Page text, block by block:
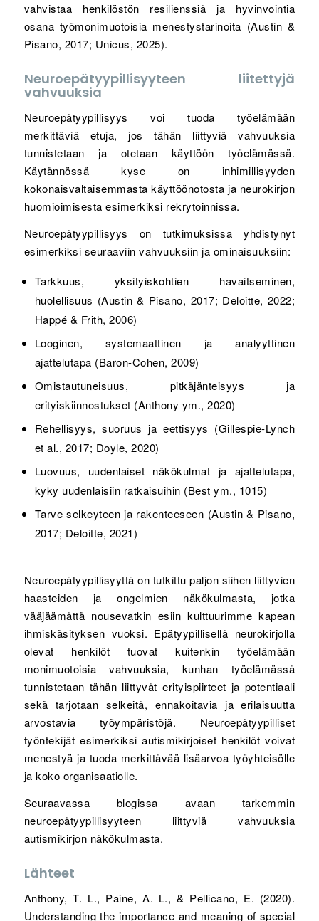
vahvistaa henkilöstön resilienssiä ja hyvinvointia
osana työmonimuotoisia menestystarinoita (Austin &
Pisano, 2017; Unicus, 2025).
Neuroepätyypillisyyteen liitettyjä
vahvuuksia
Neuroepätyypillisyys voi tuoda työelämään
merkittäviä etuja, jos tähän liittyviä vahvuuksia
tunnistetaan ja otetaan käyttöön työelämässä.
Käytännössä kyse on inhimillisyyden
kokonaisvaltaisemmasta käyttöönotosta ja neurokirjon
huomioimisesta esimerkiksi rekrytoinnissa.
Neuroepätyypillisyys on tutkimuksissa yhdistynyt
esimerkiksi seuraaviin vahvuuksiin ja ominaisuuksiin:
Tarkkuus, yksityiskohtien havaitseminen,
huolellisuus (Austin & Pisano, 2017; Deloitte, 2022;
Happé & Frith, 2006)
Looginen, systemaattinen ja analyyttinen
ajattelutapa (Baron-Cohen, 2009)
Omistautuneisuus, pitkäjänteisyys ja
erityiskiinnostukset (Anthony ym., 2020)
Rehellisyys, suoruus ja eettisyys (Gillespie-Lynch
et al., 2017; Doyle, 2020)
Luovuus, uudenlaiset näkökulmat ja ajattelutapa,
kyky uudenlaisiin ratkaisuihin (Best ym., 1015)
Tarve selkeyteen ja rakenteeseen (Austin & Pisano,
2017; Deloitte, 2021)
Neuroepätyypillisyyttä on tutkittu paljon siihen liittyvien
haasteiden ja ongelmien näkökulmasta, jotka
vääjäämättä nousevatkin esiin kulttuurimme kapean
ihmiskäsityksen vuoksi. Epätyypillisellä neurokirjolla
olevat henkilöt tuovat kuitenkin työelämään
monimuotoisia vahvuuksia, kunhan työelämässä
tunnistetaan tähän liittyvät erityispiirteet ja potentiaali
sekä tarjotaan selkeitä, ennakoitavia ja erilaisuutta
arvostavia työympäristöjä. Neuroepätyypilliset
työntekijät esimerkiksi autismikirjoiset henkilöt voivat
menestyä ja tuoda merkittävää lisäarvoa työyhteisölle
ja koko organisaatiolle.
Seuraavassa blogissa avaan tarkemmin
neuroepätyypillisyyteen liittyviä vahvuuksia
autismikirjon näkökulmasta.
Lähteet
Anthony, T. L., Paine, A. L., & Pellicano, E. (2020).
Understanding the importance and meaning of special